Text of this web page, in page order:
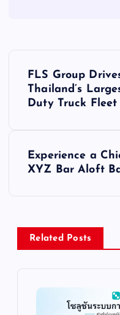
v
FLS Group
Thailand’s
Duty Truck Fleet
Experience a
XYZ Bar Aloft
Related Posts